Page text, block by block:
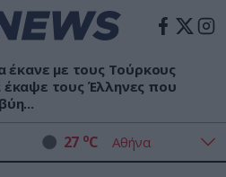
έκανε με τους Τούρκους
τους Έλληνες που
27 oC